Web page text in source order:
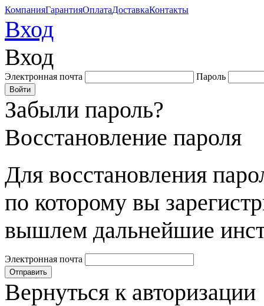
КомпанияГарантияОплатаДоставкаКонтакты
Вход
Вход
Электронная почта Пароль
Забыли пароль?
Восстановление пароля
Для восстановления
по которому вы
вышлем дальнейшие
Электронная почта
Вернуться к авторизации